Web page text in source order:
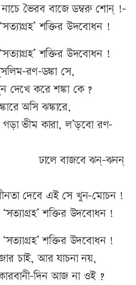
ভৈরব বাজে ডম্বরু শোন্ !-
শক্তির উদবোধন !
শক্তির উদবোধন !
সে,
কে ?
কারা, ল’ড়বো রণ-
ঝন্-ঝনন্
দেবে এই সে খুন-মোচন !
শক্তির উদবোধন !
শক্তির উদবোধন !
নয়,
আজ না ওই ?